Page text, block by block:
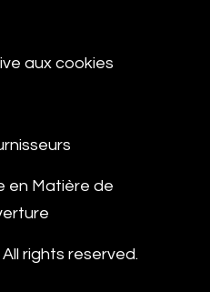
aux cookies
en Matière de
rights reserved.